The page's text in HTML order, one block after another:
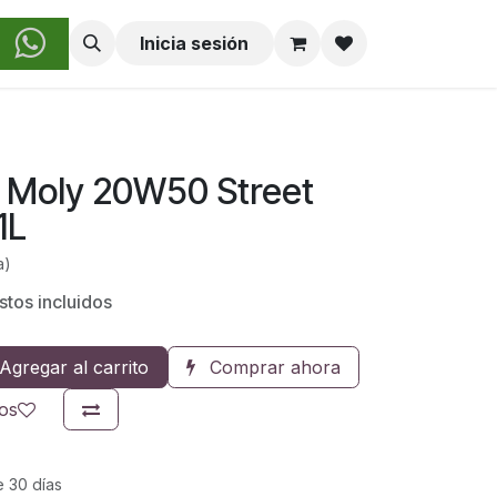
Nosotros Inicia sesión
20W50 Street
incluidos
al carrito
Comprar ahora
30 días